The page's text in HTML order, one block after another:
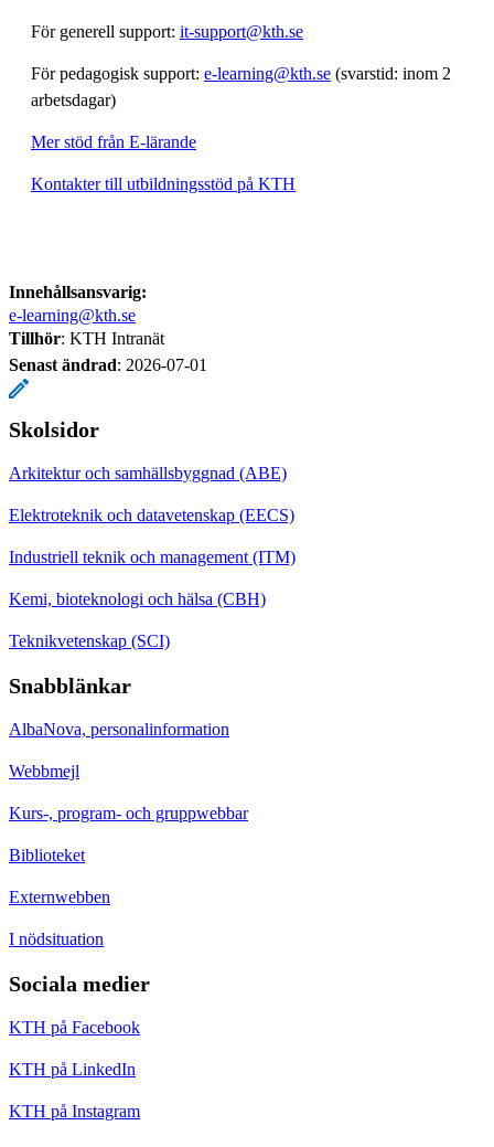
För generell support: it-support@kth.se
För pedagogisk support: e-learning@kth.se (svarstid: inom 2
arbetsdagar)
Mer stöd från E-lärande
Kontakter till utbildningsstöd på KTH
Innehållsansvarig:
e-learning@kth.se
Tillhör: KTH Intranät
Senast ändrad: 2026-07-01
Skolsidor
Arkitektur och samhällsbyggnad (ABE)
Elektroteknik och datavetenskap (EECS)
Industriell teknik och management (ITM)
Kemi, bioteknologi och hälsa (CBH)
Teknikvetenskap (SCI)
Snabblänkar
AlbaNova, personalinformation
Webbmejl
Kurs-, program- och gruppwebbar
Biblioteket
Externwebben
I nödsituation
Sociala medier
KTH på Facebook
KTH på LinkedIn
KTH på Instagram